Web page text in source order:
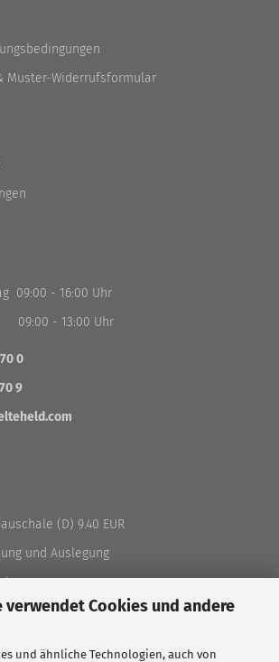
verwendet Cookies und andere
und ähnliche Technologien, auch von
Muster-Widerrufsformular
09:00 - 16:00 Uhr
- 13:00 Uhr
0
9
(D) 9.40 EUR
und Auslegung
über 130.000 Artikeln!